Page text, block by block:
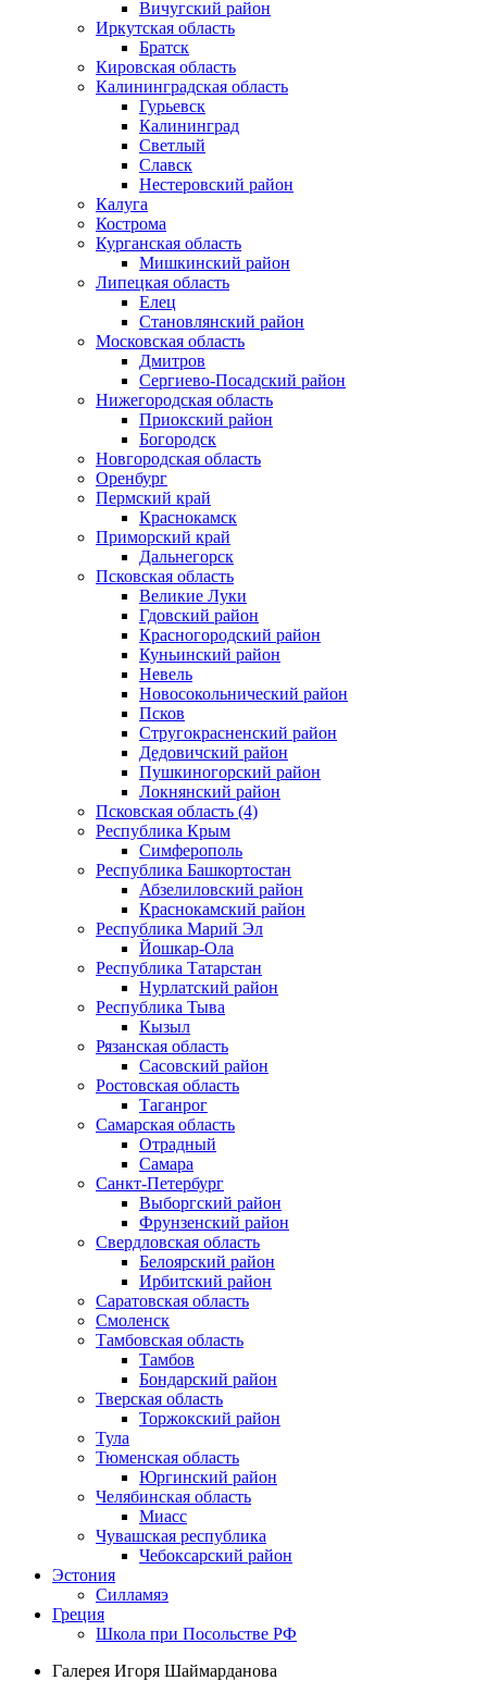
Вичугский район
Иркутская область
Братск
Кировская область
Калининградская область
Гурьевск
Калининград
Светлый
Славск
Нестеровский район
Калуга
Кострома
Курганская область
Мишкинский район
Липецкая область
Елец
Становлянский район
Московская область
Дмитров
Сергиево-Посадский район
Нижегородская область
Приокский район
Богородск
Новгородская область
Оренбург
Пермский край
Краснокамск
Приморский край
Дальнегорск
Псковская область
Великие Луки
Гдовский район
Красногородский район
Куньинский район
Невель
Новосокольнический район
Псков
Стругокрасненский район
Дедовичский район
Пушкиногорский район
Локнянский район
Псковская область (4)
Республика Крым
Симферополь
Республика Башкортостан
Абзелиловский район
Краснокамский район
Республика Марий Эл
Йошкар-Ола
Республика Татарстан
Нурлатский район
Республика Тыва
Кызыл
Рязанская область
Сасовский район
Ростовская область
Таганрог
Самарская область
Отрадный
Самара
Санкт-Петербург
Выборгский район
Фрунзенский район
Свердловская область
Белоярский район
Ирбитский район
Саратовская область
Смоленск
Тамбовская область
Тамбов
Бондарский район
Тверская область
Торжокский район
Тула
Тюменская область
Юргинский район
Челябинская область
Миасс
Чувашская республика
Чебоксарский район
Эстония
Силламяэ
Греция
Школа при Посольстве РФ
Галерея Игоря Шаймарданова